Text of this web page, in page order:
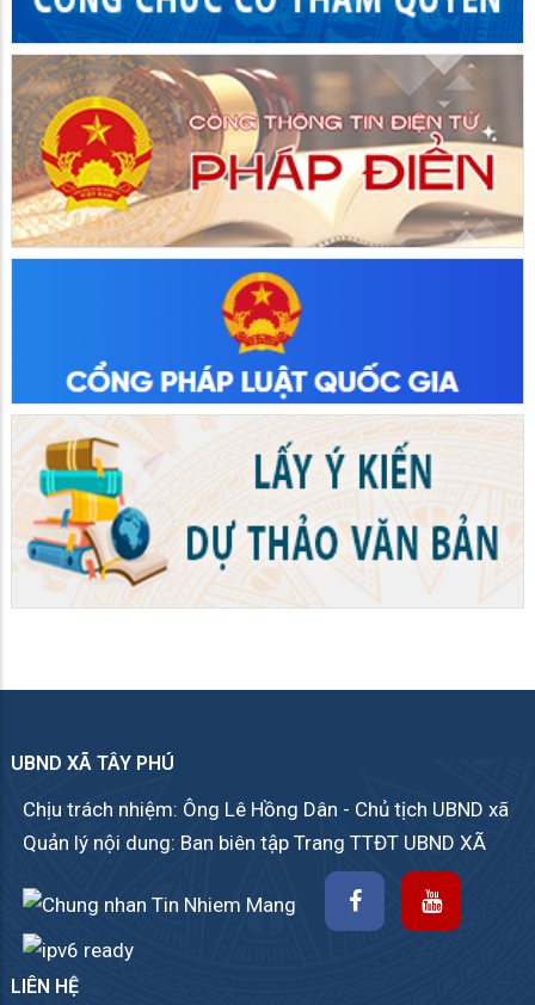
UBND XÃ TÂY PHÚ
Chịu trách nhiệm: Ông Lê Hồng Dân - Chủ tịch UBND xã
Quản lý nội dung: Ban biên tập Trang TTĐT UBND XÃ
LIÊN HỆ